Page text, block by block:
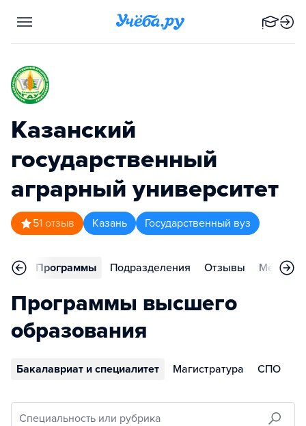
Казанский
государственный
аграрный университет
51 отзыв Казань Государственный вуз
Программы Подразделения Отзывы
Программы высшего
образования
Бакалавриат и специалитет Магистратура СПО
Специальность или рубрика